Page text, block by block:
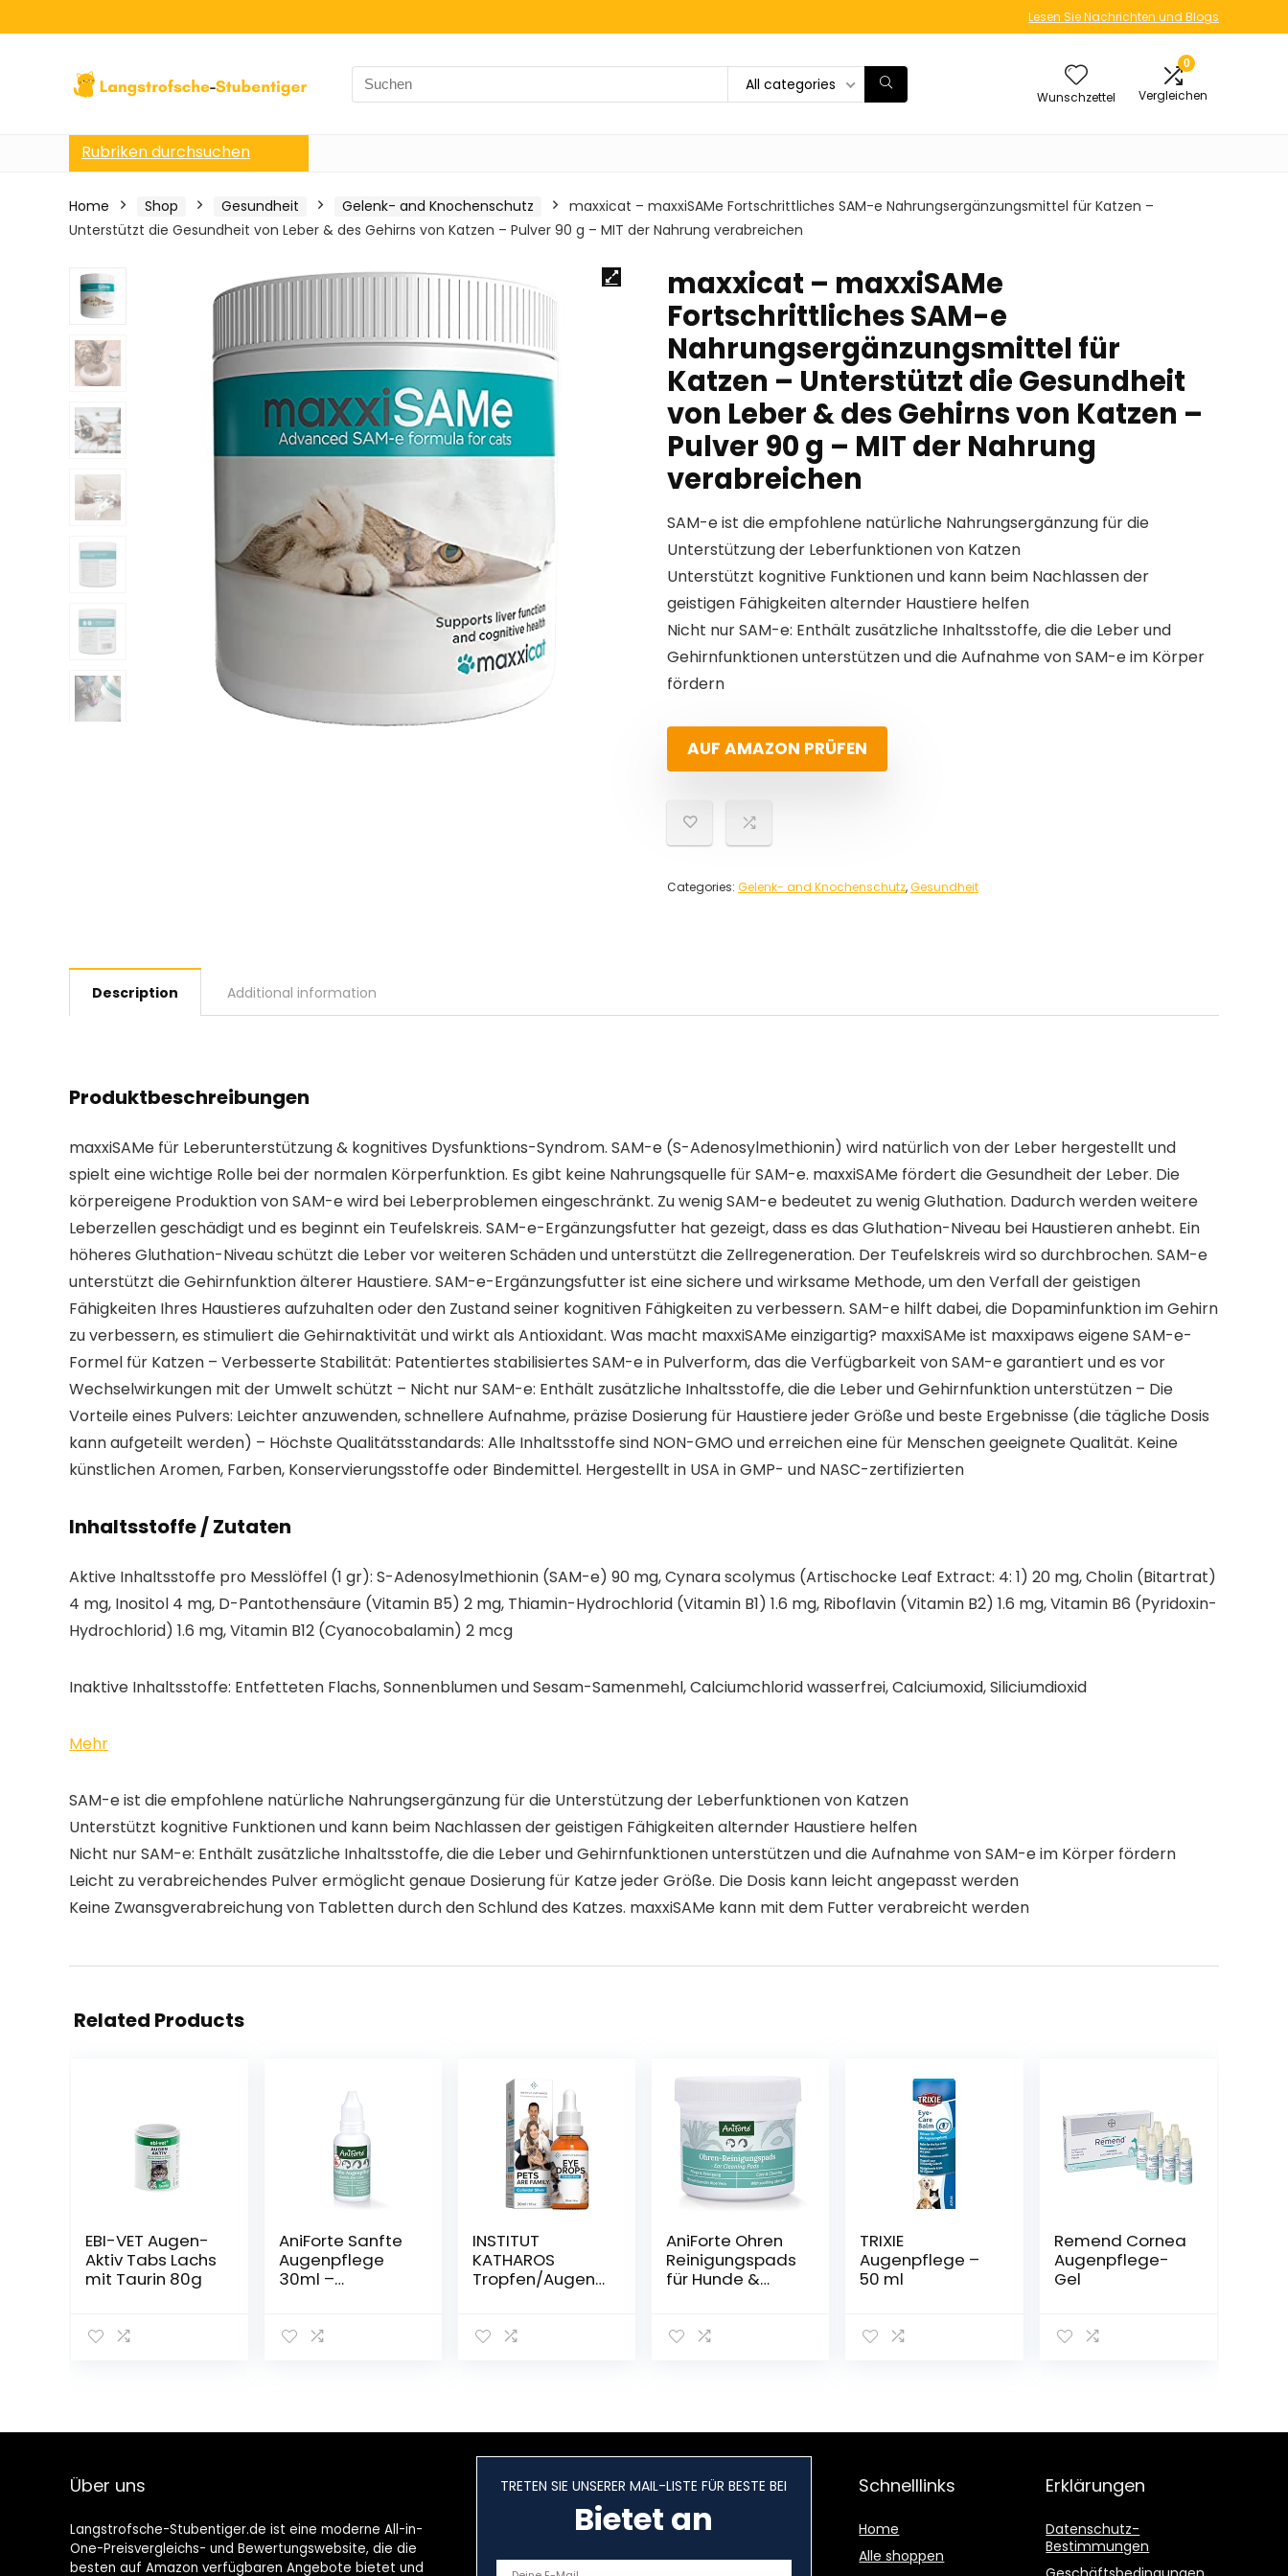
Lesen Sie Nachrichten und Blogs
Search
for:
All categories
Wunschzettel
0
Vergleichen
Rubriken durchsuchen
Home Shop Gesundheit Gelenk- and Knochenschutz
maxxicat – maxxiSAMe Fortschrittliches SAM-e Nahrungsergänzungsmittel für Katzen –
Unterstützt die Gesundheit von Leber & des Gehirns von Katzen – Pulver 90 g – MIT der Nahrung verabreichen
maxxicat – maxxiSAMe
Fortschrittliches SAM-e
Nahrungsergänzungsmittel für
Katzen – Unterstützt die Gesundheit
von Leber & des Gehirns von Katzen –
Pulver 90 g – MIT der Nahrung
verabreichen
SAM-e ist die empfohlene natürliche Nahrungsergänzung für die
Unterstützung der Leberfunktionen von Katzen
Unterstützt kognitive Funktionen und kann beim Nachlassen der
geistigen Fähigkeiten alternder Haustiere helfen
Nicht nur SAM-e: Enthält zusätzliche Inhaltsstoffe, die die Leber und
Gehirnfunktionen unterstützen und die Aufnahme von SAM-e im Körper
fördern
AUF AMAZON PRÜFEN
Categories: Gelenk- and Knochenschutz,Gesundheit
Description Additional information
Produktbeschreibungen
maxxiSAMe für Leberunterstützung & kognitives Dysfunktions-Syndrom. SAM-e (S-Adenosylmethionin) wird natürlich von der Leber hergestellt und
spielt eine wichtige Rolle bei der normalen Körperfunktion. Es gibt keine Nahrungsquelle für SAM-e. maxxiSAMe fördert die Gesundheit der Leber. Die
körpereigene Produktion von SAM-e wird bei Leberproblemen eingeschränkt. Zu wenig SAM-e bedeutet zu wenig Gluthation. Dadurch werden weitere
Leberzellen geschädigt und es beginnt ein Teufelskreis. SAM-e-Ergänzungsfutter hat gezeigt, dass es das Gluthation-Niveau bei Haustieren anhebt. Ein
höheres Gluthation-Niveau schützt die Leber vor weiteren Schäden und unterstützt die Zellregeneration. Der Teufelskreis wird so durchbrochen. SAM-e
unterstützt die Gehirnfunktion älterer Haustiere. SAM-e-Ergänzungsfutter ist eine sichere und wirksame Methode, um den Verfall der geistigen
Fähigkeiten Ihres Haustieres aufzuhalten oder den Zustand seiner kognitiven Fähigkeiten zu verbessern. SAM-e hilft dabei, die Dopaminfunktion im Gehirn
zu verbessern, es stimuliert die Gehirnaktivität und wirkt als Antioxidant. Was macht maxxiSAMe einzigartig? maxxiSAMe ist maxxipaws eigene SAM-e-
Formel für Katzen – Verbesserte Stabilität: Patentiertes stabilisiertes SAM-e in Pulverform, das die Verfügbarkeit von SAM-e garantiert und es vor
Wechselwirkungen mit der Umwelt schützt – Nicht nur SAM-e: Enthält zusätzliche Inhaltsstoffe, die die Leber und Gehirnfunktion unterstützen – Die
Vorteile eines Pulvers: Leichter anzuwenden, schnellere Aufnahme, präzise Dosierung für Haustiere jeder Größe und beste Ergebnisse (die tägliche Dosis
kann aufgeteilt werden) – Höchste Qualitätsstandards: Alle Inhaltsstoffe sind NON-GMO und erreichen eine für Menschen geeignete Qualität. Keine
künstlichen Aromen, Farben, Konservierungsstoffe oder Bindemittel. Hergestellt in USA in GMP- und NASC-zertifizierten
Inhaltsstoffe / Zutaten
Aktive Inhaltsstoffe pro Messlöffel (1 gr): S-Adenosylmethionin (SAM-e) 90 mg, Cynara scolymus (Artischocke Leaf Extract: 4: 1) 20 mg, Cholin (Bitartrat)
4 mg, Inositol 4 mg, D-Pantothensäure (Vitamin B5) 2 mg, Thiamin-Hydrochlorid (Vitamin B1) 1.6 mg, Riboflavin (Vitamin B2) 1.6 mg, Vitamin B6 (Pyridoxin-
Hydrochlorid) 1.6 mg, Vitamin B12 (Cyanocobalamin) 2 mcg
Inaktive Inhaltsstoffe: Entfetteten Flachs, Sonnenblumen und Sesam-Samenmehl, Calciumchlorid wasserfrei, Calciumoxid, Siliciumdioxid
Mehr
SAM-e ist die empfohlene natürliche Nahrungsergänzung für die Unterstützung der Leberfunktionen von Katzen
Unterstützt kognitive Funktionen und kann beim Nachlassen der geistigen Fähigkeiten alternder Haustiere helfen
Nicht nur SAM-e: Enthält zusätzliche Inhaltsstoffe, die die Leber und Gehirnfunktionen unterstützen und die Aufnahme von SAM-e im Körper fördern
Leicht zu verabreichendes Pulver ermöglicht genaue Dosierung für Katze jeder Größe. Die Dosis kann leicht angepasst werden
Keine Zwansgverabreichung von Tabletten durch den Schlund des Katzes. maxxiSAMe kann mit dem Futter verabreicht werden
Related Products
EBI-VET Augen-
Aktiv Tabs Lachs
mit Taurin 80g
AniForte Sanfte
Augenpflege
30ml –
Katzen &
INSTITUT
KATHAROS
Tropfen/Augenr
Kolloidales
AniForte Ohren
Reinigungspads
für Hunde &
weiche Pflege
Hygiene, Milde
Ohrenpflege &
Hund, Dog Ear
Cleaner
TRIXIE
Augenpflege –
50 ml
Remend Cornea
Augenpflege-
Gel
Über uns
Langstrofsche-Stubentiger.de ist eine moderne All-in-
One-Preisvergleichs- und Bewertungswebsite, die die
besten auf Amazon verfügbaren Angebote bietet und
TRETEN SIE UNSERER MAIL-LISTE FÜR BESTE BEI
Bietet an
Schnelllinks
Home
Alle shoppen
Erklärungen
Datenschutz-
Bestimmungen